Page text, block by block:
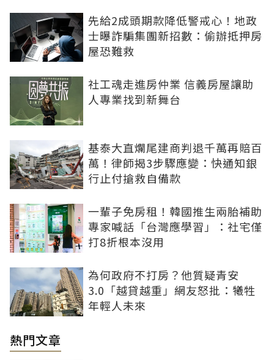
先給2成頭期款降低警戒心！地政
士曝詐騙集團新招數：偷辦抵押房
屋恐難救
社工魂走進房仲業 信義房屋讓助
人專業找到新舞台
基泰大直爛尾建商判退千萬再賠百
萬！律師揭3步驟應變：快通知銀
行止付搶救自備款
一輩子免房租！韓國推生兩胎補助
專家喊話「台灣應學習」：社宅僅
打8折根本沒用
為何政府不打房？他質疑青安
3.0「越貸越重」網友怒批：犧牲
年輕人未來
熱門文章